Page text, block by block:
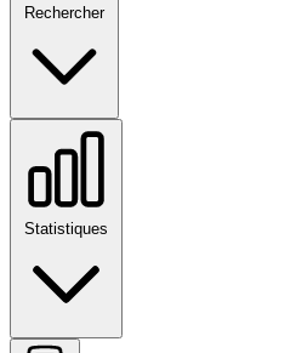
Rechercher
Statistiques